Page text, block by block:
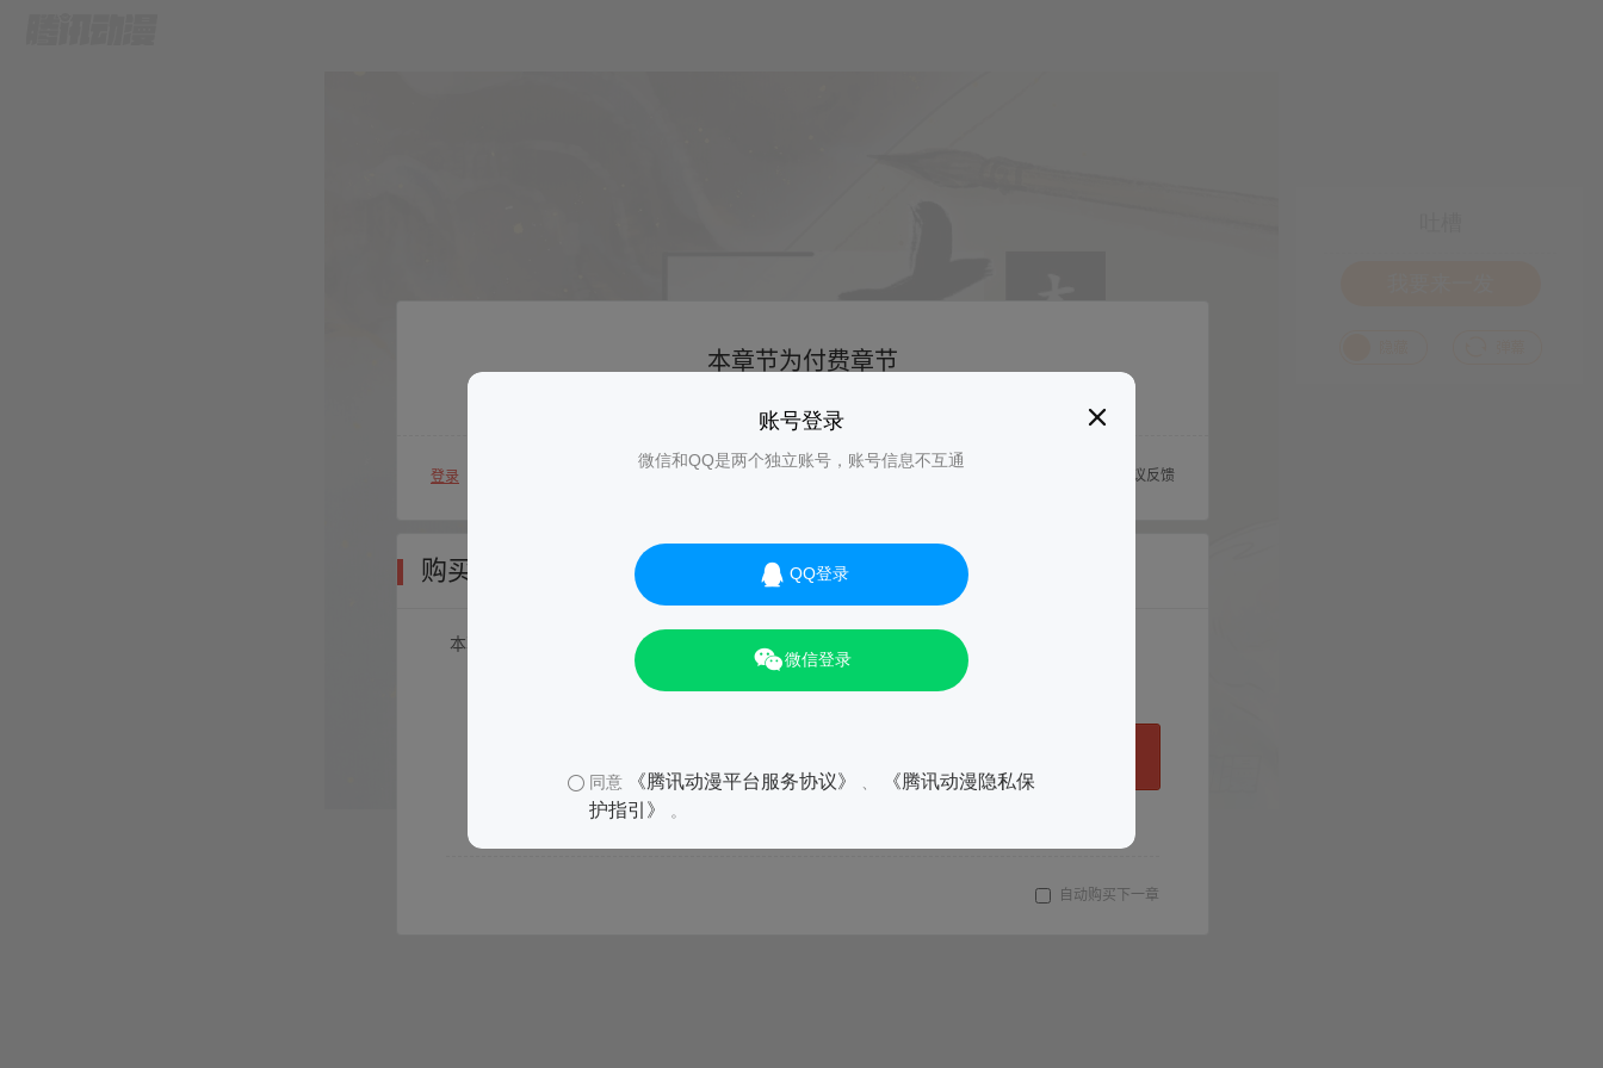
账号登录
微信和QQ是两个独立账号，账号信息不互通
QQ登录
微信登录
同意 《腾讯动漫平台服务协议》
《腾讯动漫隐私保
护指引》
。